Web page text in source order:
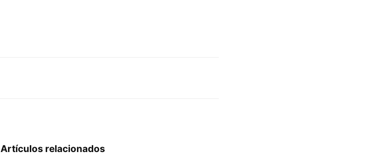
Artículos relacionados